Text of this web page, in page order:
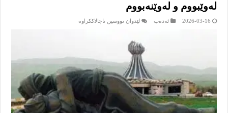
له‌وێبووم و له‌وێنه‌بووم
2026-03-16 ئەدەب لێدوان نووسین ناچالاککراوە